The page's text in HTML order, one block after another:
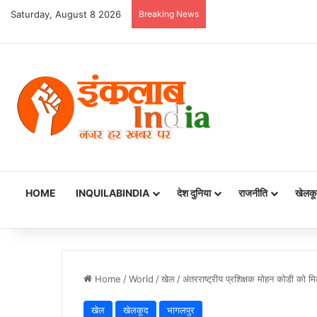
Saturday, August 8 2026 Breaking News
HOME INQUILABINDIA देश दुनिया राजनीति
Home /World /खेल /अंतरराष्ट्रीय प्रशिक्षक मोहन कोडी को
खेल खेलकूद भागलपुर